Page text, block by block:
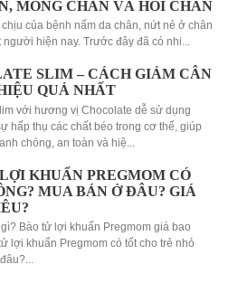
MÓNG CHÂN VÀ HÔI CHÂN
của bệnh nấm da chân, nứt nẻ ở chân
hiện nay. Trước đây đã có nhi...
SLIM – CÁCH GIẢM CÂN
QUẢ NHẤT
với hương vị Chocolate dễ sử dụng
hấp thụ các chất béo trong cơ thể, giúp
chóng, an toàn và hiệ...
KHUẨN PREGMOM CÓ
MUA BÁN Ở ĐÂU? GIÁ
gì? Bào tử lợi khuẩn Pregmom giá bao
lợi khuẩn Pregmom có tốt cho trẻ nhỏ